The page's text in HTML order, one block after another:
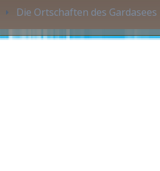
Die Ortschaften des Gardasees